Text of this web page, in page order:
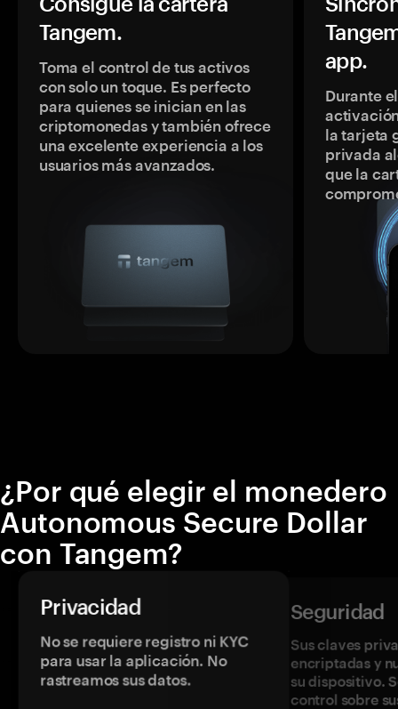
Tangem.
Toma el control de tus activos
con solo un toque. Es perfecto
para quienes se inician en las
criptomonedas y también ofrece
una excelente experiencia a los
usuarios más avanzados.
app.
Durante
la tarjeta
privada
que la
¿Por qué elegir el monedero
Autonomous Secure Dollar
con Tangem?
Privacidad
No se requiere registro ni KYC
para usar la aplicación. No
rastreamos sus datos.
Seguridad
Sus claves
encriptadas y
su dispositivo.
control sobre